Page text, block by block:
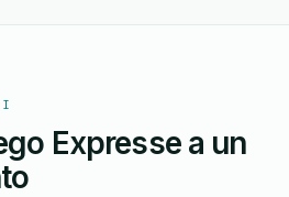
Expresse a un